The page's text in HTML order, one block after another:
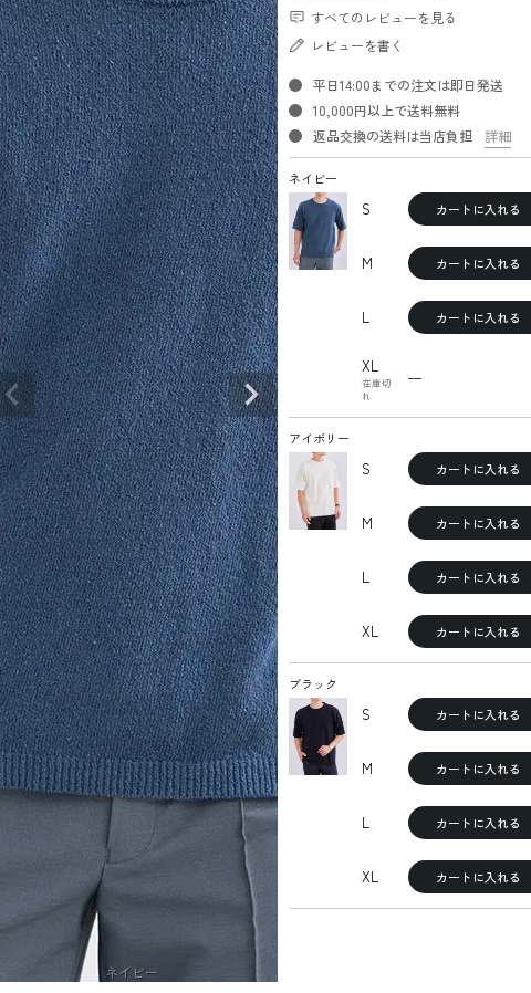
ネイビー
すべてのレビューを見る
レビューを書く
平日14:00までの注文は即日発送
10,000円以上で送料無料
返品交換の送料は当店負担
詳細
ネイビー
S カートに入れる
M カートに入れる
L カートに入れる
XL
在庫切
れ
—
アイボリー
S カートに入れる
M カートに入れる
L カートに入れる
XL カートに入れる
ブラック
S カートに入れる
M カートに入れる
L カートに入れる
XL カートに入れる